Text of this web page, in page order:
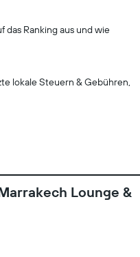
das Ranking aus und wie
lokale Steuern & Gebühren,
Lounge &